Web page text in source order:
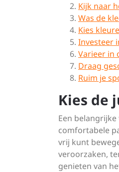
Kijk naar
Was de
Kies
Investeer
Varieer in
Draag
Ruim je
Kies de
Een
comfortabele
vrij kunt
veroorzaken,
genieten van